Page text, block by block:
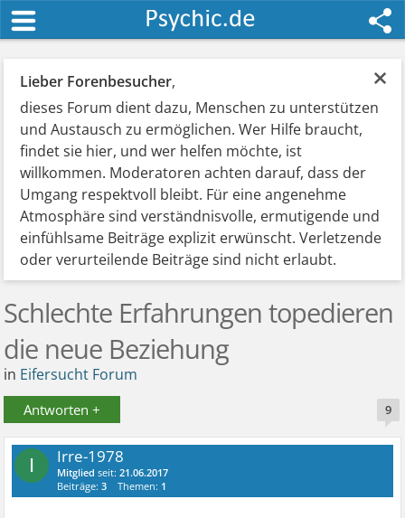
×
Lieber Forenbesucher,
dieses Forum dient dazu, Menschen zu unterstützen
und Austausch zu ermöglichen. Wer Hilfe braucht,
findet sie hier, und wer helfen möchte, ist
willkommen. Moderatoren achten darauf, dass der
Umgang respektvoll bleibt. Für eine angenehme
Atmosphäre sind verständnisvolle, ermutigende und
einfühlsame Beiträge explizit erwünscht. Verletzende
oder verurteilende Beiträge sind nicht erlaubt.
Schlechte Erfahrungen topedieren
die neue Beziehung
in Eifersucht Forum
Antworten + 9
I Irre-1978
Mitglied seit:21.06.2017
Beiträge:3 Themen: 1